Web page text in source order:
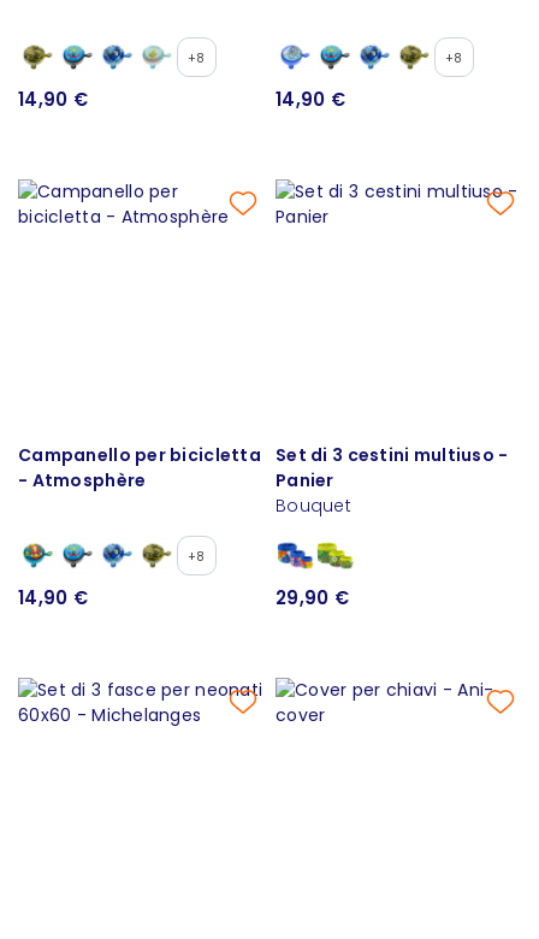
+8
14,90 €
+8
14,90 €
Campanello per bicicletta
- Atmosphère
+8
14,90 €
Set di 3 cestini multiuso -
Panier
Bouquet
29,90 €